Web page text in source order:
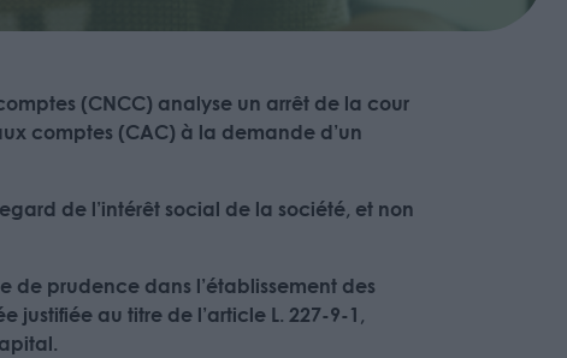
(CNCC) analyse un arrêt de la cour
comptes (CAC) à la demande d’un
de l’intérêt social de la société, et non
de prudence dans l’établissement des
au titre de l’article L. 227-9-1,